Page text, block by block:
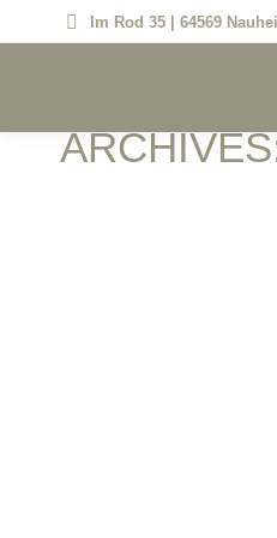
Im Rod 35 | 64569